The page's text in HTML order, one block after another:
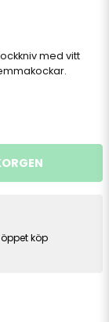
med vitt
köp